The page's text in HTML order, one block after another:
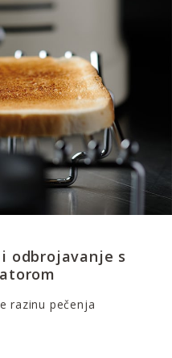
odbrojavanje s
razinu pečenja